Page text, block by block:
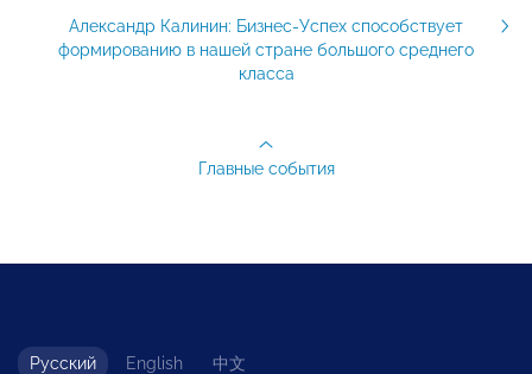
Александр Калинин: Бизнес-Успех способствует
формированию в нашей стране большого среднего
класса
Главные события
Русский English 中文